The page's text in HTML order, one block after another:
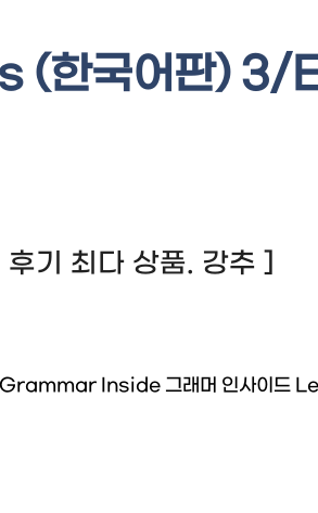
한국어판) 3/
기 최다 상품. 강추 ]
Grammar Inside 그래머 인사이드